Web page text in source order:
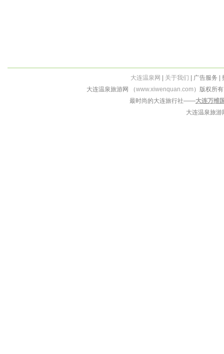
大连温泉网 关于我们 | 广告服务 |
大连温泉旅游网 （www.xiwenquan.com ）版权所
最时尚的大连旅行社——大连万维
大连温泉旅